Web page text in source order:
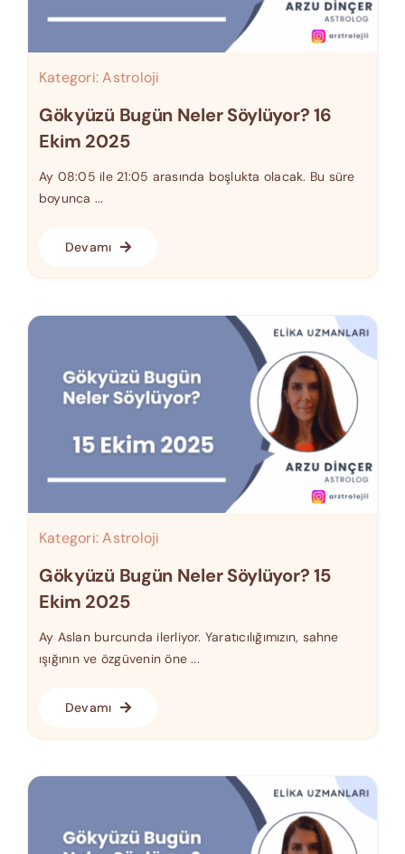
Kategori:Astroloji
Gökyüzü Bugün Neler Söylüyor? 16
Ekim 2025
Ay 08:05 ile 21:05 arasında boşlukta olacak. Bu süre
boyunca ...
Devamı
Kategori:Astroloji
Gökyüzü Bugün Neler Söylüyor? 15
Ekim 2025
Ay Aslan burcunda ilerliyor. Yaratıcılığımızın, sahne
ışığının ve özgüvenin öne ...
Devamı